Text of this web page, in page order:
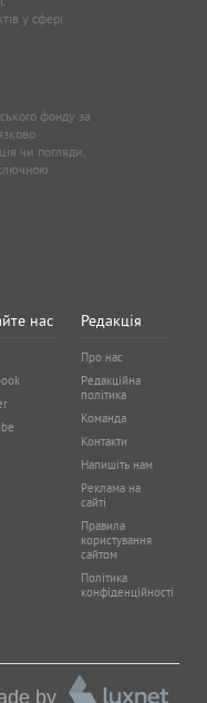
у сфері
фонду за
чи погляди,
нас Редакція
Про нас
Редакційна
політика
Команда
Контакти
Напишіть нам
Реклама на
сайті
Правила
користування
сайтом
Політика
конфіденційності
by